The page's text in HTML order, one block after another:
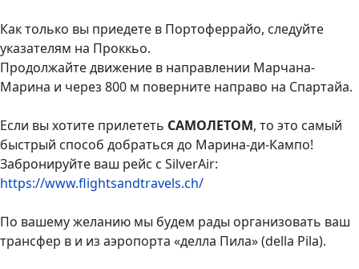
Как только вы приедете в Портоферрайо, следуйте
указателям на Проккьо.
Продолжайте движение в направлении Марчана-
Марина и через 800 м поверните направо на Спартайа.
Если вы хотите прилететь САМОЛЕТОМ, то это самый
быстрый способ добраться до Марина-ди-Кампо!
Забронируйте ваш рейс с SilverAir:
https://www.flightsandtravels.ch/
По вашему желанию мы будем рады организовать ваш
трансфер в и из аэропорта «делла Пила» (della Pila).